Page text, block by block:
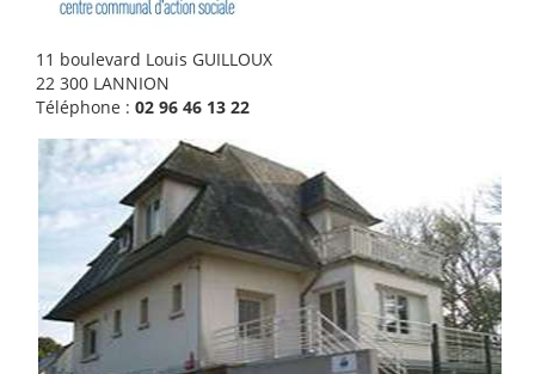
11 boulevard Louis GUILLOUX
22 300 LANNION
Téléphone : 02 96 46 13 22